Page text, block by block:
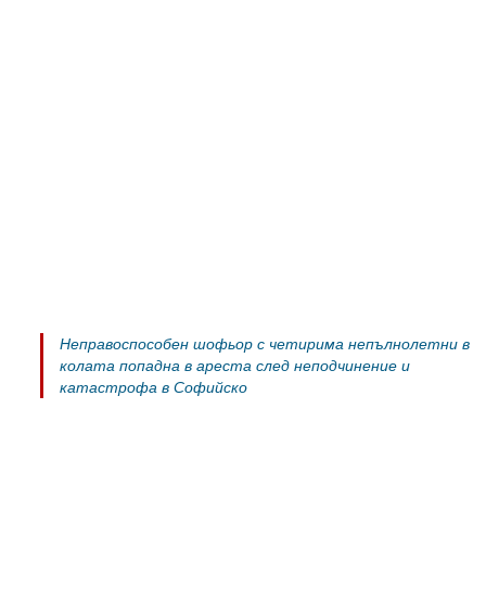
Неправоспособен шофьор с четирима непълнолетни в
колата попадна в ареста след неподчинение и
катастрофа в Софийско